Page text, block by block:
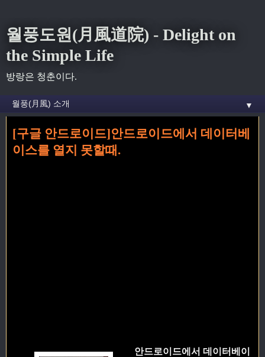
월풍도원(月風道院) - Delight on
the Simple Life
방랑은 청춘이다.
▼
» database 꼬리가 달린 글
[구글 안드로이드]안드로이드에서 데이터베
이스를 열지 못할때.
안드로이드에서 데이터베이